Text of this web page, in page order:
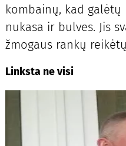
kombainų, kad
nukasa ir bulves. Jis
žmogaus rankų
Linksta ne visi